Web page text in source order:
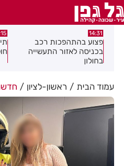
14:15
תיסלם ואתניקס הרימו את
חולון באוויר
עמוד הבית ראשון-לציון